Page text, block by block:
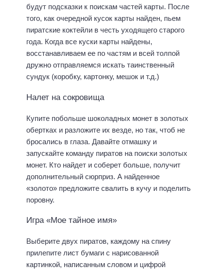
будут подсказки к поискам частей карты. После
того, как очередной кусок карты найден, пьем
пиратские коктейли в честь уходящего старого
года. Когда все куски карты найдены,
восстанавливаем ее по частям и всей толпой
дружно отправляемся искать таинственный
сундук (коробку, картонку, мешок и т.д.)
Налет на сокровища
Купите побольше шоколадных монет в золотых
обертках и разложите их везде, но так, чтоб не
бросались в глаза. Давайте отмашку и
запускайте команду пиратов на поиски золотых
монет. Кто найдет и соберет больше, получит
дополнительный сюрприз. А найденное
«золото» предложите свалить в кучу и поделить
поровну.
Игра «Мое тайное имя»
Выберите двух пиратов, каждому на спину
прилепите лист бумаги с нарисованной
картинкой, написанным словом и цифрой